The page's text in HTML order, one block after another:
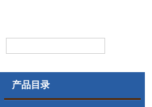
产品目录